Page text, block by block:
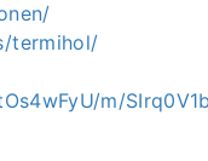
termihol/
m/